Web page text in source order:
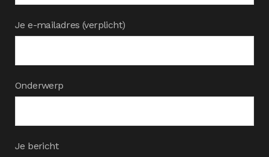
Je e-mailadres (verplicht)
Onderwerp
Je bericht